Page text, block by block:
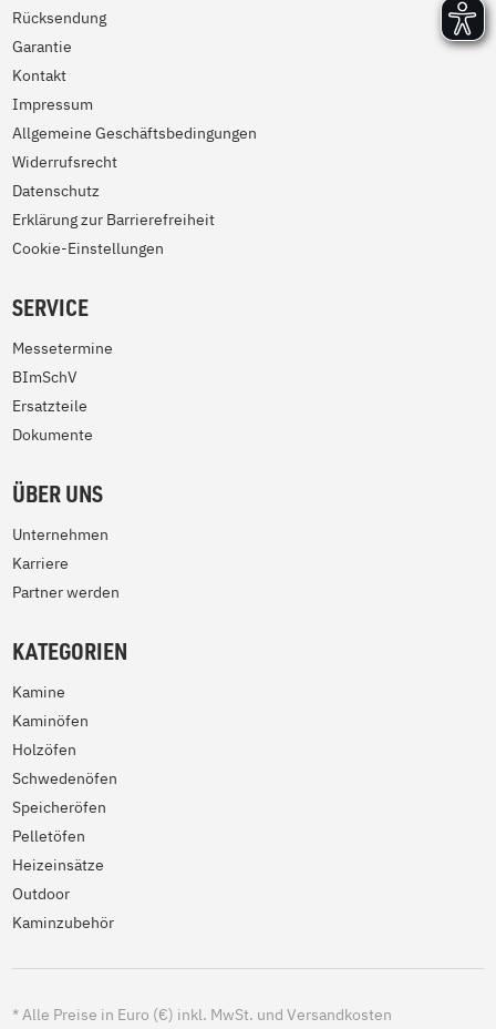
Rücksendung
Garantie
Kontakt
Impressum
Allgemeine Geschäftsbedingungen
Widerrufsrecht
Datenschutz
Erklärung zur Barrierefreiheit
Cookie-Einstellungen
SERVICE
Messetermine
BImSchV
Ersatzteile
Dokumente
ÜBER UNS
Unternehmen
Karriere
Partner werden
KATEGORIEN
Kamine
Kaminöfen
Holzöfen
Schwedenöfen
Speicheröfen
Pelletöfen
Heizeinsätze
Outdoor
Kaminzubehör
*Alle Preise in Euro (€) inkl. MwSt. und Versandkosten